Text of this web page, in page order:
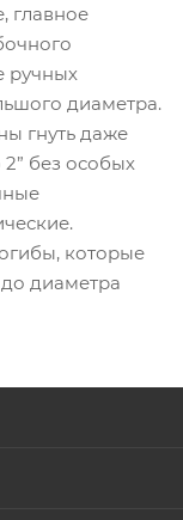
главное
ручных
диаметра.
гнуть даже
без особых
которые
диаметра